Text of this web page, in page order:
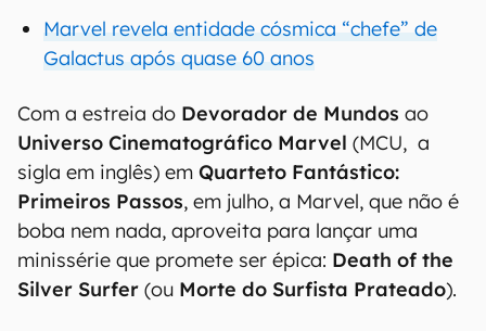
Marvel revela entidade cósmica “chefe” de
Galactus após quase 60 anos
Com a estreia do Devorador de Mundos ao
Universo Cinematográfico Marvel (MCU, a
sigla em inglês) em Quarteto Fantástico:
Primeiros Passos, em julho, a Marvel, que não é
boba nem nada, aproveita para lançar uma
minissérie que promete ser épica: Death of the
Silver Surfer (ou Morte do Surfista Prateado).